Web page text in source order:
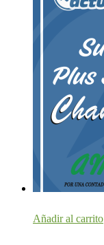
Añadir al carrito